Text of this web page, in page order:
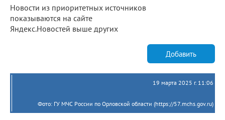
Новости из приоритетных источников
показываются на сайте
Яндекс.Новостей выше других
Добавить
19 марта 2025 г. 11:06
Фото: ГУ МЧС России по Орловской области (https://57.mchs.gov.ru)